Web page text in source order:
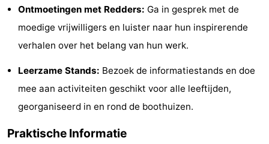
Uitkijkpunten
Attracties
Rondvaarten
-
Boerderijen
Ontmoetingen met Redders: Ga in gesprek met de
moedige vrijwilligers en luister naar hun inspirerende
verhalen over het belang van hun werk.
Leerzame Stands: Bezoek de informatiestands en doe
mee aan activiteiten geschikt voor alle leeftijden,
georganiseerd in en rond de boothuizen.
Praktische Informatie